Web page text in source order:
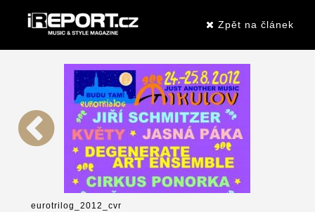
Zpět na článek
eurotrilog_2012_cvr